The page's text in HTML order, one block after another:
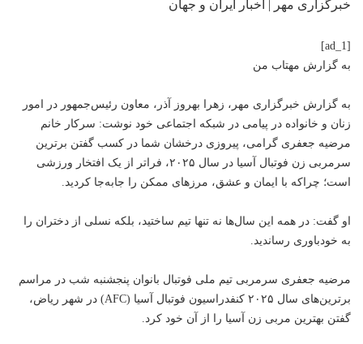
[ad_1]
به گزارش مهتاب من
به گزارش خبرگزاری مهر، زهرا بهروز آذر، معاون رئیس‌جمهور در امور
زنان و خانواده در پیامی در شبکه اجتماعی خود نوشت: سرکار خانم
مرضیه جعفری گرامی، پیروزی درخشان شما در کسب گفتن برترین
سرمربی زن فوتبال آسیا در سال ۲۰۲۵، فراتر از یک افتخار
ورزشی
است؛ چراکه با ایمان و عشق، مرزهای ممکن را جابه‌جا کردید.
او گفت: در همه این سال‌ها نه تنها تیم ساختید، بلکه نسلی از دختران را
به خودباوری رساندید.
مرضیه جعفری سرمربی تیم ملی فوتبال بانوان پنجشنبه شب در مراسم
برترین‌های سال ۲۰۲۵ کنفدراسیون فوتبال آسیا (AFC) در شهر ریاض،
گفتن بهترین مربی زن آسیا را از آن خود کرد.